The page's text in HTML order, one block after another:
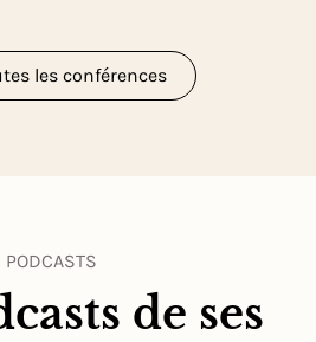
les conférences
PODCASTS
de ses